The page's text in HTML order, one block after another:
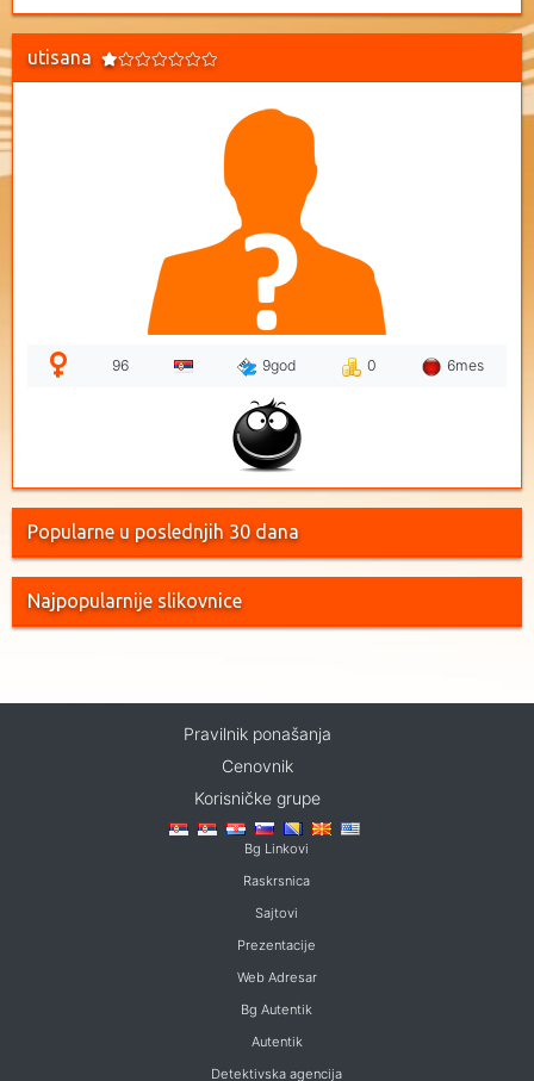
utisana
96 9god 0 6mes
Popularne u poslednjih 30 dana
Najpopularnije slikovnice
Pravilnik ponašanja
Cenovnik
Korisničke grupe
Bg Linkovi
Raskrsnica
Sajtovi
Prezentacije
Web Adresar
Bg Autentik
Autentik
Detektivska agencija